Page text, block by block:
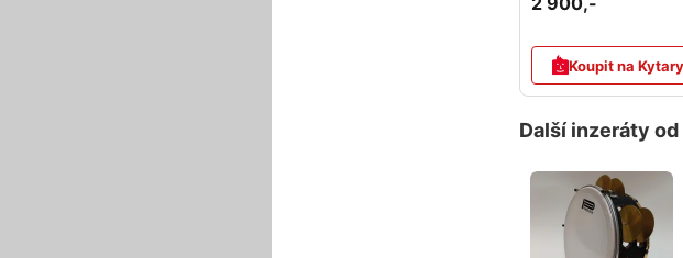
Koupit na
Další inzeráty